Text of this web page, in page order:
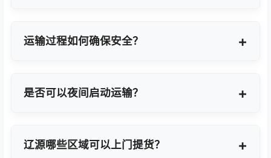
货物特性推荐最优方案。
运输过程如何确保安全？
忧。
是否可以夜间启动运输？
辽源哪些区域可以上门提货？